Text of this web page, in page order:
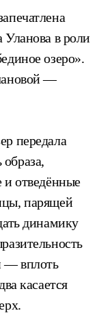
Уланова в роли
озеро».
—
передала
и отведённые
парящей
динамику
— вплоть
касается